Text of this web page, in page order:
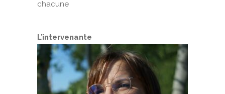
chacune
L’intervenante